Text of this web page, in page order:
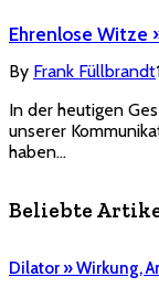
Ehrenlose Witze
By Frank Füllbrandt
In der heutigen
unserer
haben…
Beliebte
Dilator » Wirkung,